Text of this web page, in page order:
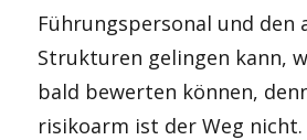
Führungspersonal und den
Strukturen gelingen kann,
bald bewerten können,
risikoarm ist der Weg nicht.